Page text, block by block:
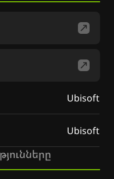
Ubisoft
Ubisoft